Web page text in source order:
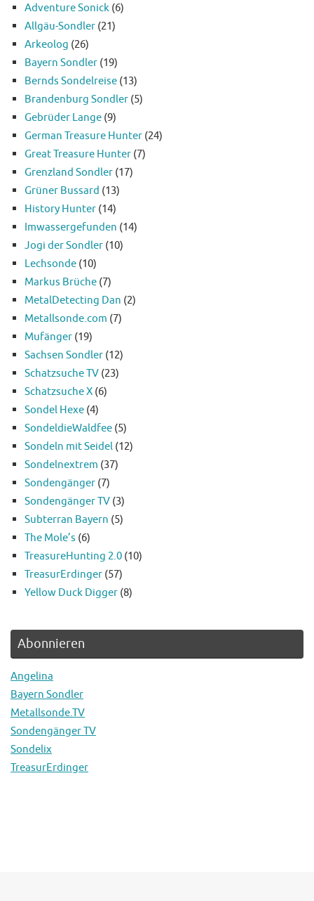
Adventure Sonick (6)
Allgäu-Sondler (21)
Arkeolog (26)
Bayern Sondler (19)
Bernds Sondelreise (13)
Brandenburg Sondler (5)
Gebrüder Lange (9)
German Treasure Hunter (24)
Great Treasure Hunter (7)
Grenzland Sondler (17)
Grüner Bussard (13)
History Hunter (14)
Imwassergefunden (14)
Jogi der Sondler (10)
Lechsonde (10)
Markus Brüche (7)
MetalDetecting Dan (2)
Metallsonde.com (7)
Mufänger (19)
Sachsen Sondler (12)
Schatzsuche TV (23)
Schatzsuche X (6)
Sondel Hexe (4)
SondeldieWaldfee (5)
Sondeln mit Seidel (12)
Sondelnextrem (37)
Sondengänger (7)
Sondengänger TV (3)
Subterran Bayern (5)
The Mole’s (6)
TreasureHunting 2.0 (10)
TreasurErdinger (57)
Yellow Duck Digger (8)
Abonnieren
Angelina
Bayern Sondler
Metallsonde.TV
Sondengänger TV
Sondelix
TreasurErdinger